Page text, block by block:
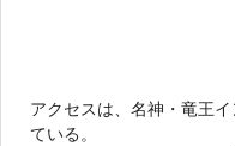
アクセスは、名神・竜王
ている。